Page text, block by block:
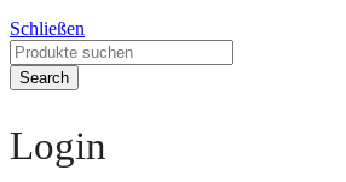
Schließen
Search
Login